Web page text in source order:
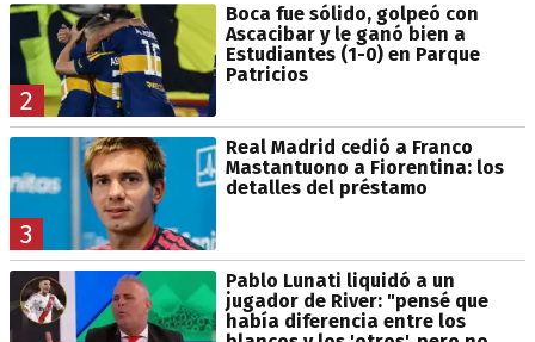
2
Boca fue sólido, golpeó con
Ascacibar y le ganó bien a
Estudiantes (1-0) en Parque
Patricios
3
Real Madrid cedió a Franco
Mastantuono a Fiorentina: los
detalles del préstamo
Pablo Lunati liquidó a un
jugador de River: "pensé que
había diferencia entre los